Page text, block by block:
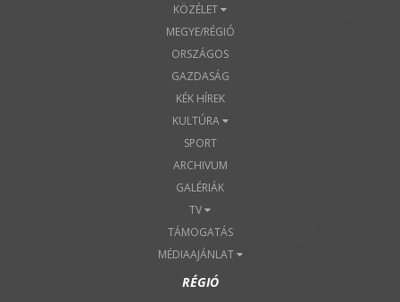
KÖZÉLET
MEGYE/RÉGIÓ
ORSZÁGOS
GAZDASÁG
KÉK HÍREK
KULTÚRA
SPORT
ARCHIVUM
GALÉRIÁK
TV
TÁMOGATÁS
MÉDIAAJÁNLAT
RÉGIÓ